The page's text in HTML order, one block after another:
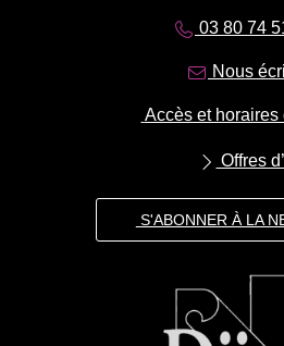
03 80 74
Nous
Accès et horaires
Offres
S'ABONNER À LA